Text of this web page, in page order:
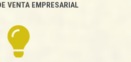
VENTA EMPRESARIAL